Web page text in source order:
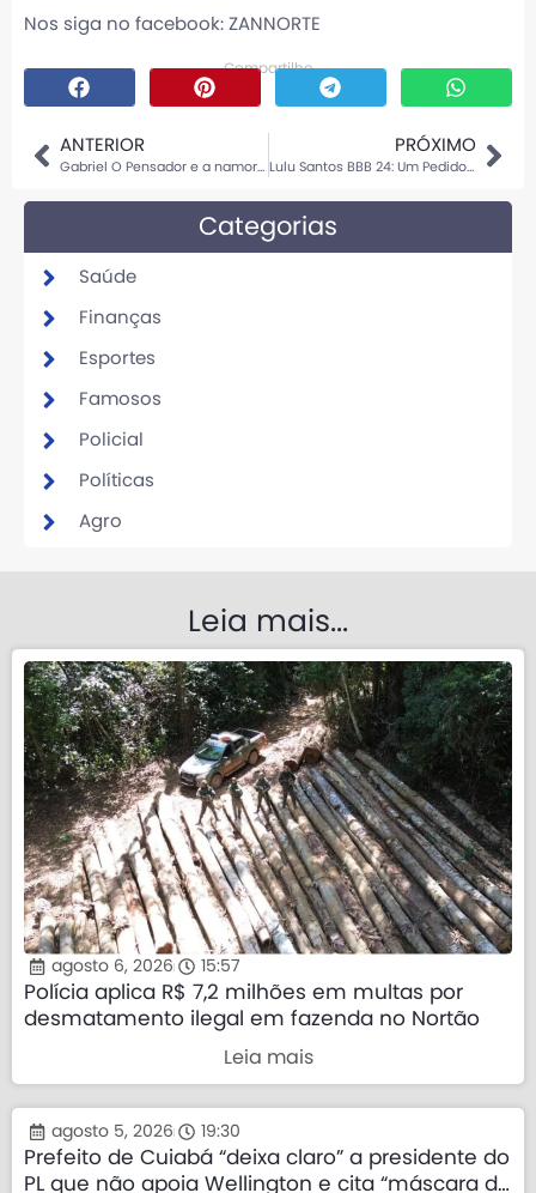
Nos siga no facebook: ZANNORTE
Compartilhe
ANTERIOR
Gabriel O Pensador e a namorada de 23 anos, fazem aparição rara no Rio.
PRÓXIMO
Lulu Santos BBB 24: Um Pedido Memorável
Categorias
Saúde
Finanças
Esportes
Famosos
Policial
Políticas
Agro
Leia mais...
agosto 6, 2026 15:57
Polícia aplica R$ 7,2 milhões em multas por
desmatamento ilegal em fazenda no Nortão
Leia mais
agosto 5, 2026 19:30
Prefeito de Cuiabá “deixa claro” a presidente do
PL que não apoia Wellington e cita “máscara da